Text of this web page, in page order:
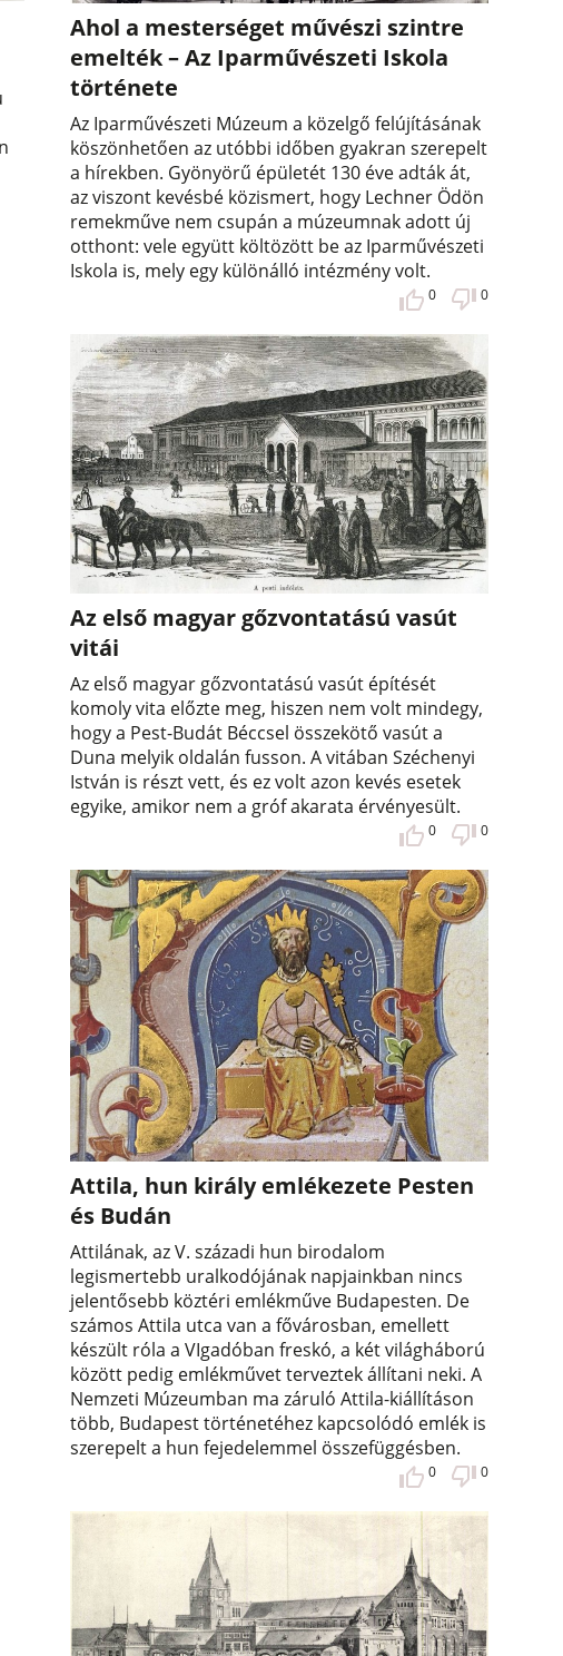
Ahol a mesterséget művészi szintre
emelték – Az Iparművészeti Iskola
története
Az Iparművészeti Múzeum a közelgő felújításának
köszönhetően az utóbbi időben gyakran szerepelt
a hírekben. Gyönyörű épületét 130 éve adták át,
az viszont kevésbé közismert, hogy Lechner Ödön
remekműve nem csupán a múzeumnak adott új
otthont: vele együtt költözött be az Iparművészeti
Iskola is, mely egy különálló intézmény volt.
0 0
Az első magyar gőzvontatású vasút
vitái
Az első magyar gőzvontatású vasút építését
komoly vita előzte meg, hiszen nem volt mindegy,
hogy a Pest-Budát Béccsel összekötő vasút a
Duna melyik oldalán fusson. A vitában Széchenyi
István is részt vett, és ez volt azon kevés esetek
egyike, amikor nem a gróf akarata érvényesült.
0 0
Attila, hun király emlékezete Pesten
és Budán
Attilának, az V. századi hun birodalom
legismertebb uralkodójának napjainkban nincs
jelentősebb köztéri emlékműve Budapesten. De
számos Attila utca van a fővárosban, emellett
készült róla a VIgadóban freskó, a két világháború
között pedig emlékművet terveztek állítani neki. A
Nemzeti Múzeumban ma záruló Attila-kiállításon
több, Budapest történetéhez kapcsolódó emlék is
szerepelt a hun fejedelemmel összefüggésben.
0 0